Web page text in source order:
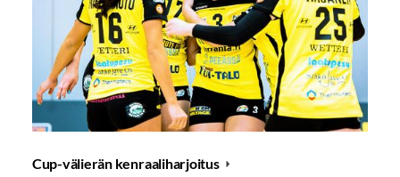
Cup-välierän kenraaliharjoitus